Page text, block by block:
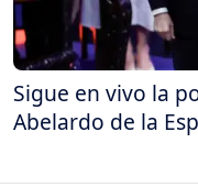
Sigue en vivo la
Abelardo de la